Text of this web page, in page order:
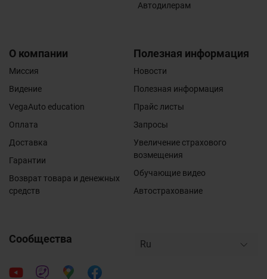
Автодилерам
О компании
Миссия
Видение
VegaAuto education
Оплата
Доставка
Гарантии
Возврат товара и денежных
средств
Полезная информация
Новости
Полезная информация
Прайс листы
Запросы
Увеличение страхового
возмещения
Обучающие видео
Автострахование
Сообщества